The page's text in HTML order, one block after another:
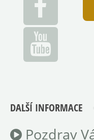
DALŠÍ INFORMACE
Pozdrav